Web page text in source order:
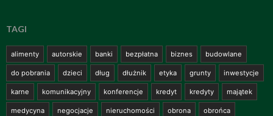
TAGI
alimenty autorskie banki bezpłatna biznes budowlane
do pobrania dzieci dług dłużnik etyka grunty inwestycje
karne komunikacyjny konferencje kredyt kredyty majątek
medycyna negocjacje nieruchomości obrona obrońca